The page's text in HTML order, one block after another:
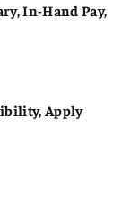
In-Hand Pay,
Apply